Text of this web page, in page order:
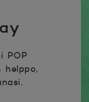
POP
helppo,